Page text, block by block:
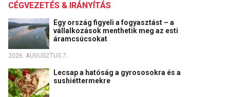
CÉGVEZETÉS & IRÁNYÍTÁS
Egy ország figyeli a fogyasztást – a
vállalkozások menthetik meg az esti
áramcsúcsokat
2026. AUGUSZTUS 7.
Lecsap a hatóság a gyrososokra és a
sushiéttermekre